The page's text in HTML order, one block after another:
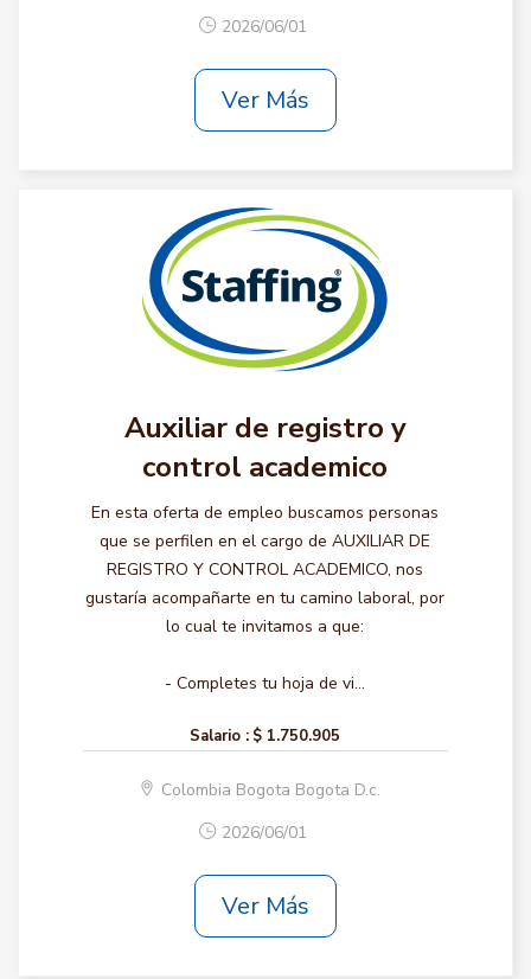
2026/06/01
Ver Más
Auxiliar de registro y
control academico
En esta oferta de empleo buscamos personas
que se perfilen en el cargo de AUXILIAR DE
REGISTRO Y CONTROL ACADEMICO, nos
gustaría acompañarte en tu camino laboral, por
lo cual te invitamos a que:
- Completes tu hoja de vi...
Salario : $ 1.750.905
Colombia Bogota Bogota D.c.
2026/06/01
Ver Más